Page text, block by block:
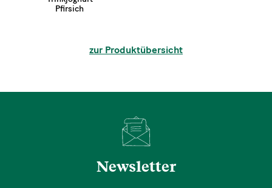
Pfirsich
zur Produktübersicht
Newsletter